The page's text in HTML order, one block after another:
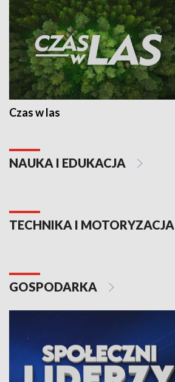
Czas w las
NAUKA I EDUKACJA
TECHNIKA I MOTORYZACJA
GOSPODARKA